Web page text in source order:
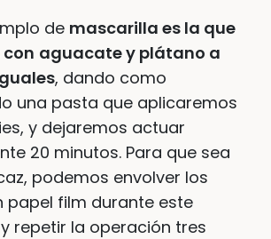
de mascarilla es la que
con aguacate y plátano a
, dando como
una pasta que aplicaremos
y dejaremos actuar
20 minutos. Para que sea
podemos envolver los
papel film durante este
repetir la operación tres